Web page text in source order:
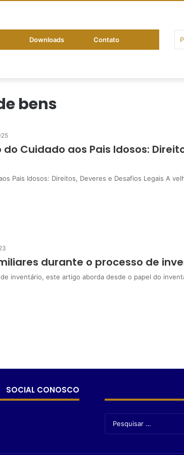
Downloads Contato
bens
Cuidado aos Pais Idosos:
Pais Idosos: Direitos, Deveres e Desafios Legais A
durante o processo de
inventário, este artigo aborda desde o papel do
SOCIAL CONOSCO